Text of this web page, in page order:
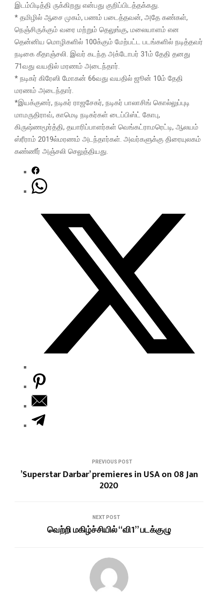
இடம்பிடித்தி ருக்கிறது என்பது குறிப்பிடத்தக்கது.
* தமிழில் ஆசை முகம், பணம் படைத்தவன், அதே கண்கள்,
நெஞ்சிருக்கும் வரை மற்றும் தெலுங்கு, மலையாளம் என
தென்னிய மொழிகளில் 100க்கும் மேற்பட்ட படங்களில் நடித்தவர்
நடிகை கீதாஞ்சலி. இவர் கடந்த அக்டோபர் 31ம் தேதி தனது
71வது வயதில் மரணம் அடைந்தார்.
* நடிகர் கிரேஸி மோகன் 66வது வயதில் ஜூன் 10ம் தேதி
மரணம் அடைந்தார்.
*இயக்குனர், நடிகர் ராஜசேகர், நடிகர் பாலாசிங் கொல்லுப்புடி
மாமருதிராவ், காமெடி நடிகர்கள் டைப்பிஸ்ட் கோபு,
கிருஷ்ணமூர்த்தி, தயாரிப்பாளர்கள் வெங்கட்ராமரெட்டி, ஆலயம்
ஸ்ரீராம் 2019ல்மரணம் அடந்தார்கள். அவர்களுக்கு திரையுலகம்
கண்ணீர் அஞ்சலி செலுத்தியது.
PREVIOUS POST
’Superstar Darbar’ premieres in USA on 08 Jan
2020
NEXT POST
வெற்றி மகிழ்ச்சியில் “வி1” படக்குழு